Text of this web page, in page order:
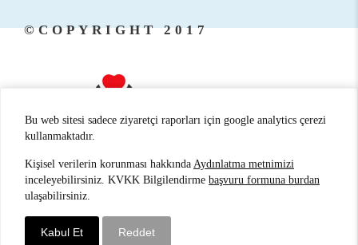
©COPYRIGHT 2017
ANTALYA PSİKİYATRİ / ANTALYA
Bu web sitesi sadece ziyaretçi raporları için google analytics çerezi
kullanmaktadır.
Kişisel verilerin korunması hakkında Aydınlatma metnimizi
inceleyebilirsiniz. KVKK Bilgilendirme başvuru formuna burdan
ulaşabilirsiniz.
Kabul Et Reddet
Sarvon®